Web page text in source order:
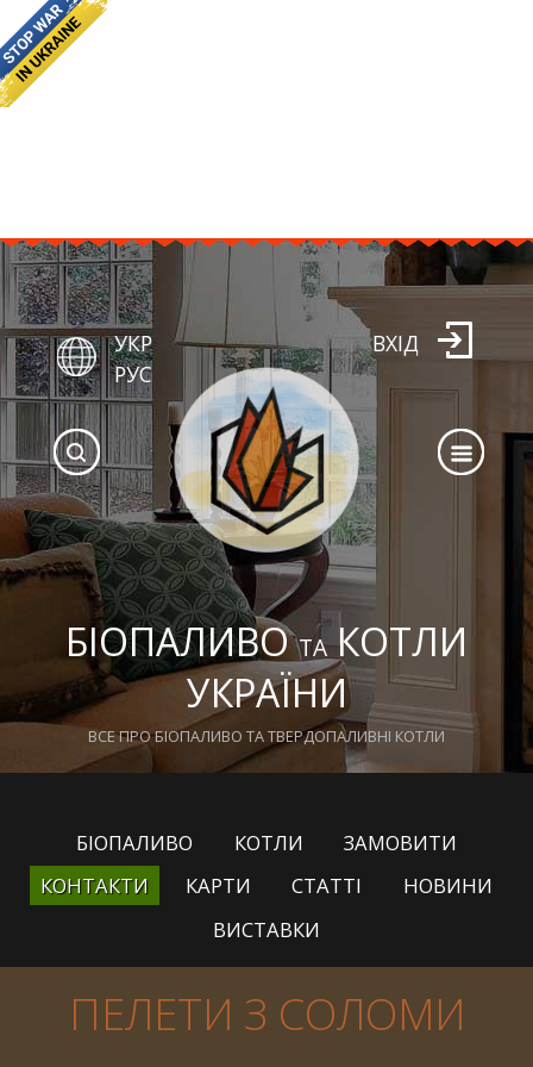
БІОПАЛИВОТАКОТЛИ
УКРАЇНИ
ВСЕ ПРО БІОПАЛИВО ТА ТВЕРДОПАЛИВНІ КОТЛИ
УКР
РУС
ВХІД
БІОПАЛИВО КОТЛИ
ЗАМОВИТИ
КОНТАКТИ
КАРТИ СТАТТІ
НОВИНИ
ВИСТАВКИ
ПЕЛЕТИ З СОЛОМИ